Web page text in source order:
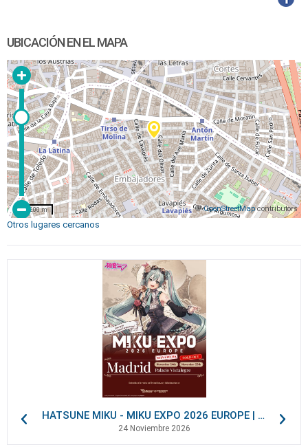
UBICACIÓN EN EL MAPA
©OpenStreetMapcontributors
200 m
Otros lugares cercanos
HATSUNE MIKU - MIKU EXPO 2026 EUROPE | VIP Packages
24 Noviembre 2026